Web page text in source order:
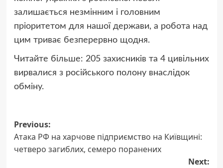
залишається незмінним і головним
пріоритетом для нашої держави, а робота над
цим триває безперервно щодня.
Читайте більше: 205 захисників та 4 цивільних
вирвалися з російського полону внаслідок
обміну.
Post
navigation
Previous:
Атака РФ на харчове підприємство на Київщині:
четверо загиблих, семеро поранених
Next: